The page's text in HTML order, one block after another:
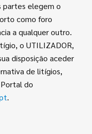
partes elegem o
como foro
a qualquer outro.
o UTILIZADOR,
disposição aceder
de litígios,
do
.